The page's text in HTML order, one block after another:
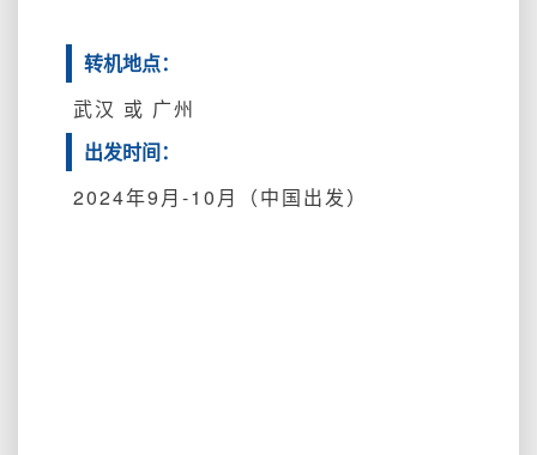
转机地点：
武汉 或 广州
出发时间：
2024年9月-10月（中国出发）